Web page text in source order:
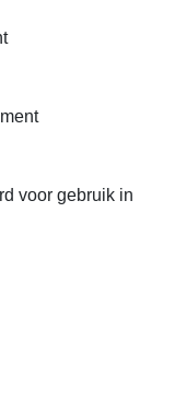
voor gebruik in